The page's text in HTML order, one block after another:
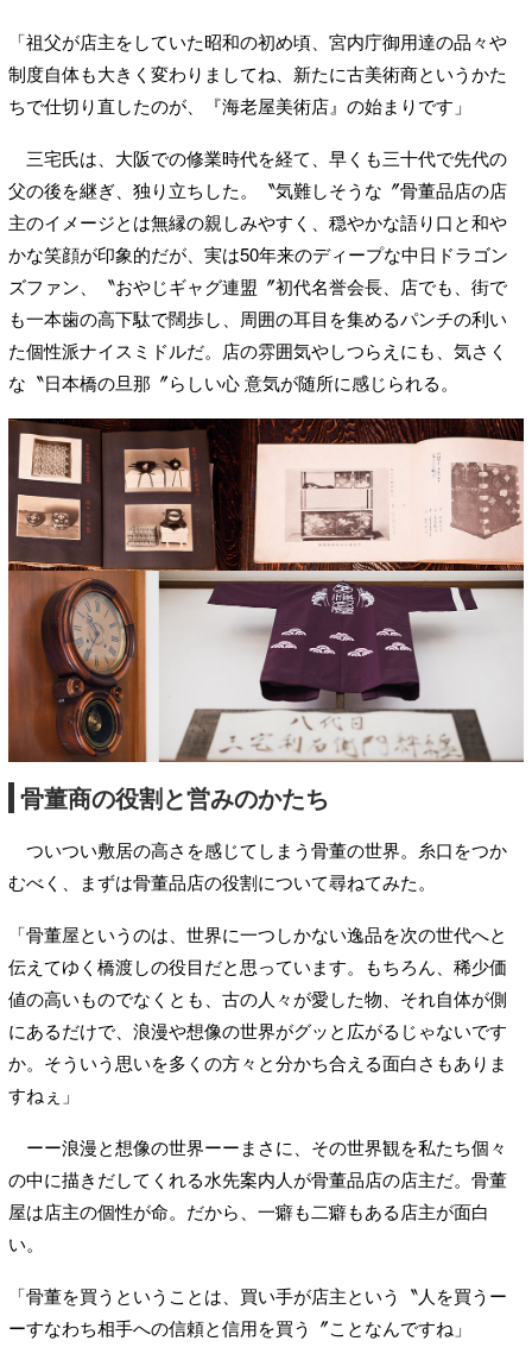
「祖父が店主をしていた昭和の初め頃、宮内庁御用達の品々や
制度自体も大きく変わりましてね、新たに古美術商というかた
ちで仕切り直したのが、『海老屋美術店』の始まりです」
三宅氏は、大阪での修業時代を経て、早くも三十代で先代の
父の後を継ぎ、独り立ちした。〝気難しそうな〞骨董品店の店
主のイメージとは無縁の親しみやすく、穏やかな語り口と和や
かな笑顔が印象的だが、実は50年来のディープな中日ドラゴン
ズファン、〝おやじギャグ連盟〞初代名誉会長、店でも、街で
も一本歯の高下駄で闊歩し、周囲の耳目を集めるパンチの利い
た個性派ナイスミドルだ。店の雰囲気やしつらえにも、気さく
な〝日本橋の旦那〞らしい心 意気が随所に感じられる。
骨董商の役割と営みのかたち
ついつい敷居の高さを感じてしまう骨董の世界。糸口をつか
むべく、まずは骨董品店の役割について尋ねてみた。
「骨董屋というのは、世界に一つしかない逸品を次の世代へと
伝えてゆく橋渡しの役目だと思っています。もちろん、稀少価
値の高いものでなくとも、古の人々が愛した物、それ自体が側
にあるだけで、浪漫や想像の世界がグッと広がるじゃないです
か。そういう思いを多くの方々と分かち合える面白さもありま
すねぇ」
ーー浪漫と想像の世界ーーまさに、その世界観を私たち個々
の中に描きだしてくれる水先案内人が骨董品店の店主だ。骨董
屋は店主の個性が命。だから、一癖も二癖もある店主が面白
い。
「骨董を買うということは、買い手が店主という〝人を買うー
ーすなわち相手への信頼と信用を買う〞ことなんですね」